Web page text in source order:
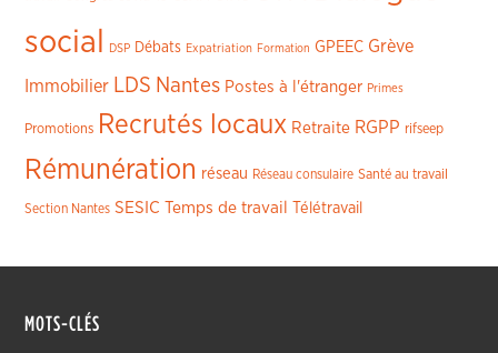
social
DSP Débats Expatriation Formation GPEEC Grève
Immobilier LDS Nantes Postes à l'étranger Primes
Promotions Recrutés locaux Retraite RGPP rifseep
Rémunération réseau Réseau consulaire Santé au travail
Section Nantes SESIC Temps de travail Télétravail
MOTS-CLÉS